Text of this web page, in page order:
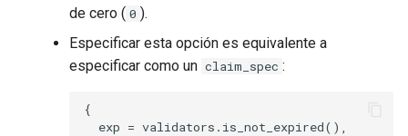
de cero ( 0 ).
Especificar esta opción es equivalente a
especificar como un claim_spec :
{
  exp = validators.is_not_expired(),